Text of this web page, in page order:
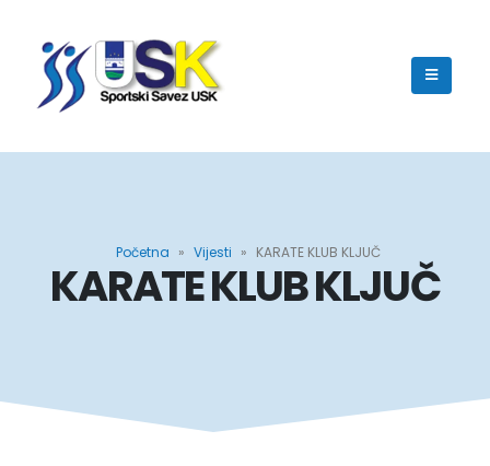
Početna » Vijesti » KARATE KLUB KLJUČ
KARATE KLUB KLJUČ